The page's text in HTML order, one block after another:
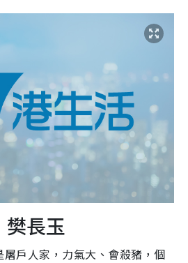
長玉
戶人家，力氣大、會殺豬，個